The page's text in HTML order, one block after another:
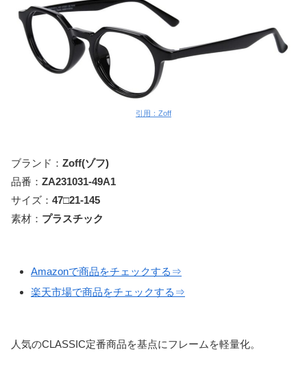
引用：Zoff
ブランド： Zoff(ゾフ)
品番： ZA231031-49A1
サイズ： 47□21-145
素材： プラスチック
Amazonで商品をチェックする⇒
楽天市場で商品をチェックする⇒
人気のCLASSIC定番商品を基点にフレームを軽量化。